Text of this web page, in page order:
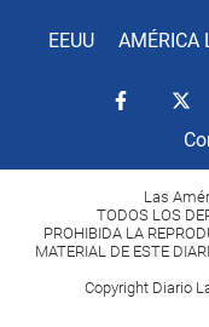
EEUU AMÉRICA
Las
TODOS LOS
PROHIBIDA LA
MATERIAL DE ESTE
Copyright Diario